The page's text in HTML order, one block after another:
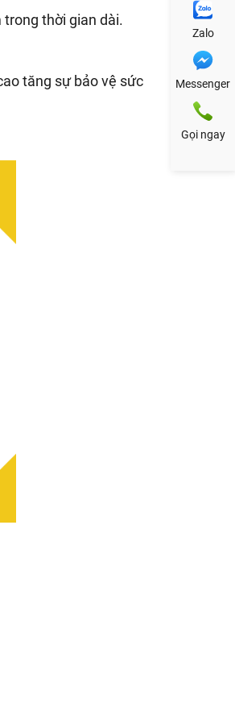
thời gian dài.
tăng sự bảo vệ sức
Zalo
Messenger
Gọi ngay